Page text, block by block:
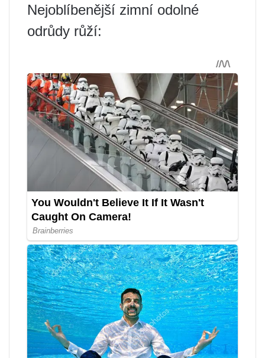
Nejoblíbenější zimní odolné
odrůdy růží: